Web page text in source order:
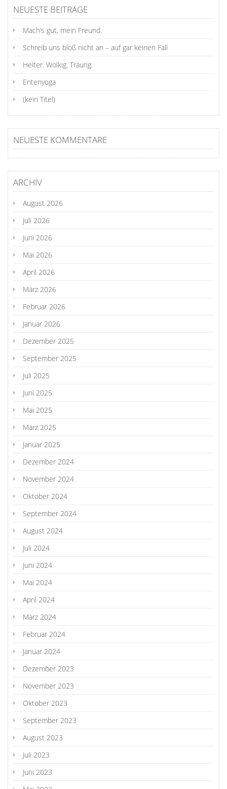
NEUESTE BEITRÄGE
Mach’s gut, mein Freund.
Schreib uns bloß nicht an – auf gar keinen Fall
Heiter. Wolkig. Traurig.
Entenyoga
(kein Titel)
NEUESTE KOMMENTARE
ARCHIV
August 2026
Juli 2026
Juni 2026
Mai 2026
April 2026
März 2026
Februar 2026
Januar 2026
Dezember 2025
September 2025
Juli 2025
Juni 2025
Mai 2025
März 2025
Januar 2025
Dezember 2024
November 2024
Oktober 2024
September 2024
August 2024
Juli 2024
Juni 2024
Mai 2024
April 2024
März 2024
Februar 2024
Januar 2024
Dezember 2023
November 2023
Oktober 2023
September 2023
August 2023
Juli 2023
Juni 2023